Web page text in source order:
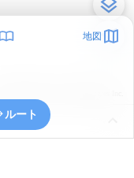
地図
ルート